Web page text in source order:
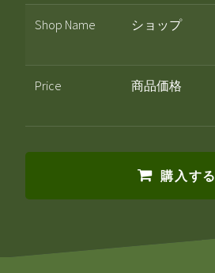
Shop Name ショップ
Price 商品価格
購入する